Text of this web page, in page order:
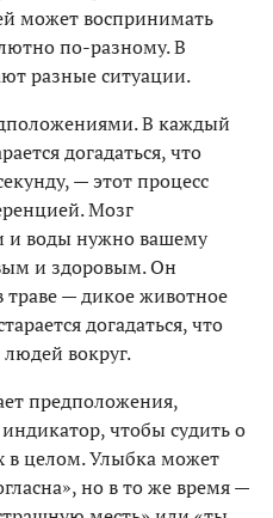
может воспринимать
по-разному. В
разные ситуации.
В каждый
догадаться, что
— этот процесс
Мозг
и воды нужно вашему
и здоровым. Он
— дикое животное
догадаться, что
вокруг.
предположения,
чтобы судить о
в целом. Улыбка может
но в то же время —